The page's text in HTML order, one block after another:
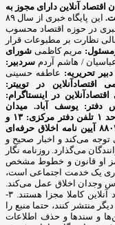
اقتصاد آنلاین دارای مجوز به
این پایگاه خبری از سال ۸۹
در حوزه اقتصاد محسوب
نظارت بر مطبوعات قرار
مریم کاظمی شورای
/ هاشم آردم سردبیر:
دبیر تحریریه: عاطفه حسینی
در توییتر:
در اینستاگرام:
دفتر: یوسف آباد. میدان
تلفن دفتر مرکزی: ۱۳ و
آیین نامه اخلاق حرفه‌ای
توجه می‌کند و اخبار صحیح و
می‌گذارد. روزنامه نگار
او قانون و خطوط مشخص
است. ۲- روزنامه‌نگاری یک خدمت اجتماعی است،
وجدان اخلاق عمل می‌کند.
در این راستا بخش خبر و بخش بازرگانی در اقتصاد آنلاین کاملا مجزا هستند. ۳-
منتشر کنند، حتما منبع را
متن‌ها و سندها و حذف اطلاعات